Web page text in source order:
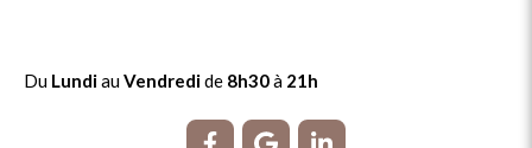
Du LundiauVendredide 8h30à 21h